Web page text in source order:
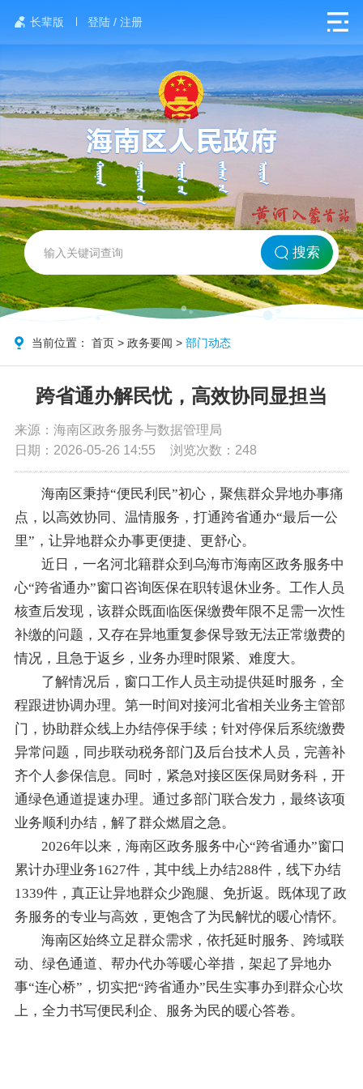
长辈版 登陆 / 注册
网站首页
北方海南
政务要闻
党务公开
政务公开
政务服务
互动交流
数据发布
搜索
当前位置：首页 >政务要闻 >部门动态
跨省通办解民忧，高效协同显担当
来源：海南区政务服务与数据管理局
日期：2026-05-26 14:55
浏览次数： 248
海南区秉持“便民利民”初心，聚焦群众异地办事痛
点，以高效协同、温情服务，打通跨省通办“最后一公
里”，让异地群众办事更便捷、更舒心。
近日，一名河北籍群众到乌海市海南区政务服务中
心“跨省通办”窗口咨询医保在职转退休业务。工作人员
核查后发现，该群众既面临医保缴费年限不足需一次性
补缴的问题，又存在异地重复参保导致无法正常缴费的
情况，且急于返乡，业务办理时限紧、难度大。
了解情况后，窗口工作人员主动提供延时服务，全
程跟进协调办理。第一时间对接河北省相关业务主管部
门，协助群众线上办结停保手续；针对停保后系统缴费
异常问题，同步联动税务部门及后台技术人员，完善补
齐个人参保信息。同时，紧急对接区医保局财务科，开
通绿色通道提速办理。通过多部门联合发力，最终该项
业务顺利办结，解了群众燃眉之急。
2026年以来，海南区政务服务中心“跨省通办”窗口
累计办理业务1627件，其中线上办结288件，线下办结
1339件，真正让异地群众少跑腿、免折返。既体现了政
务服务的专业与高效，更饱含了为民解忧的暖心情怀。
海南区始终立足群众需求，依托延时服务、跨域联
动、绿色通道、帮办代办等暖心举措，架起了异地办
事“连心桥”，切实把“跨省通办”民生实事办到群众心坎
上，全力书写便民利企、服务为民的暖心答卷。